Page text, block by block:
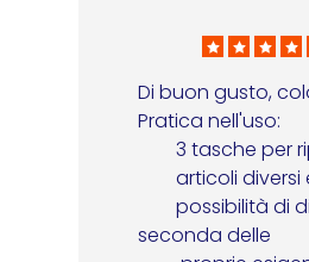
Di buon gusto,
Pratica nell'uso:
        3 tasche per riporre piccoli
        articoli diversi e quindi
        possibilità di diversificazione, a
seconda delle